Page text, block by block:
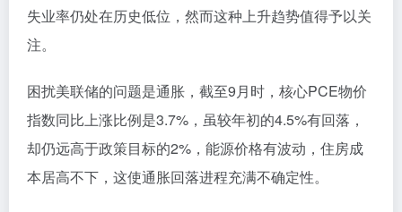
失业率仍处在历史低位，然而这种上升趋势值得予以关
注。
困扰美联储的问题是通胀，截至9月时，核心PCE物价
指数同比上涨比例是3.7%，虽较年初的4.5%有回落，
却仍远高于政策目标的2%，能源价格有波动，住房成
本居高不下，这使通胀回落进程充满不确定性。